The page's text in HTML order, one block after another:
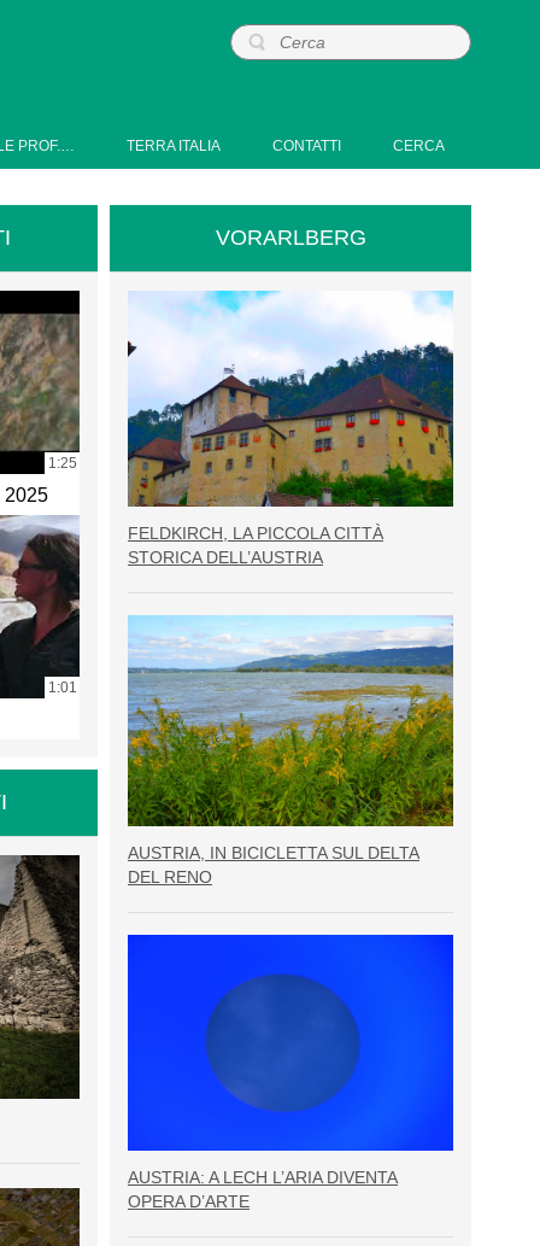
PROF.… TERRA ITALIA CONTATTI CERCA
1:25
2025
1:01
VORARLBERG
FELDKIRCH, LA PICCOLA CITTÀ
STORICA DELL’AUSTRIA
AUSTRIA, IN BICICLETTA SUL DELTA
DEL RENO
AUSTRIA: A LECH L’ARIA DIVENTA
OPERA D’ARTE